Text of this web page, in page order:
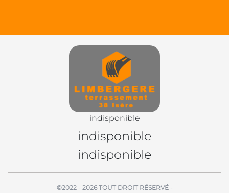
indisponible
indisponible
indisponible
©2022 - 2026 TOUT DROIT RÉSERVÉ -